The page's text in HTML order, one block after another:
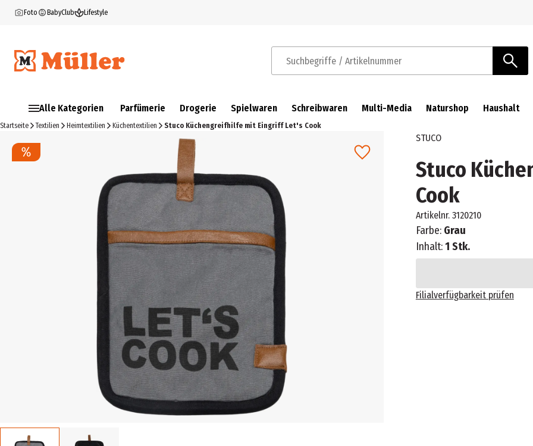
Foto BabyClub Lifestyle
Suchbegriffe / Artikelnummer
Alle Kategorien Parfümerie Drogerie Spielwaren Schreibwaren Multi-Media Naturshop Haushalt
Startseite Textilien Heimtextilien Küchentextilien Stuco Küchengreifhilfe mit Eingriff Let's Cook
STUCO
Stuco
Cook
Artikelnr. 3120210
Farbe: Grau
Inhalt:1 Stk.
Filialverfügbarkeit prüfen